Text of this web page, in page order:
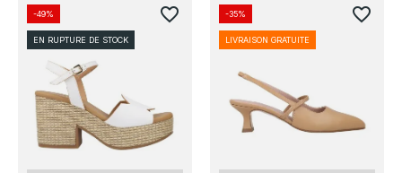
-49%
EN RUPTURE DE STOCK
favorite_border -35%
LIVRAISON GRATUITE
favorite_border